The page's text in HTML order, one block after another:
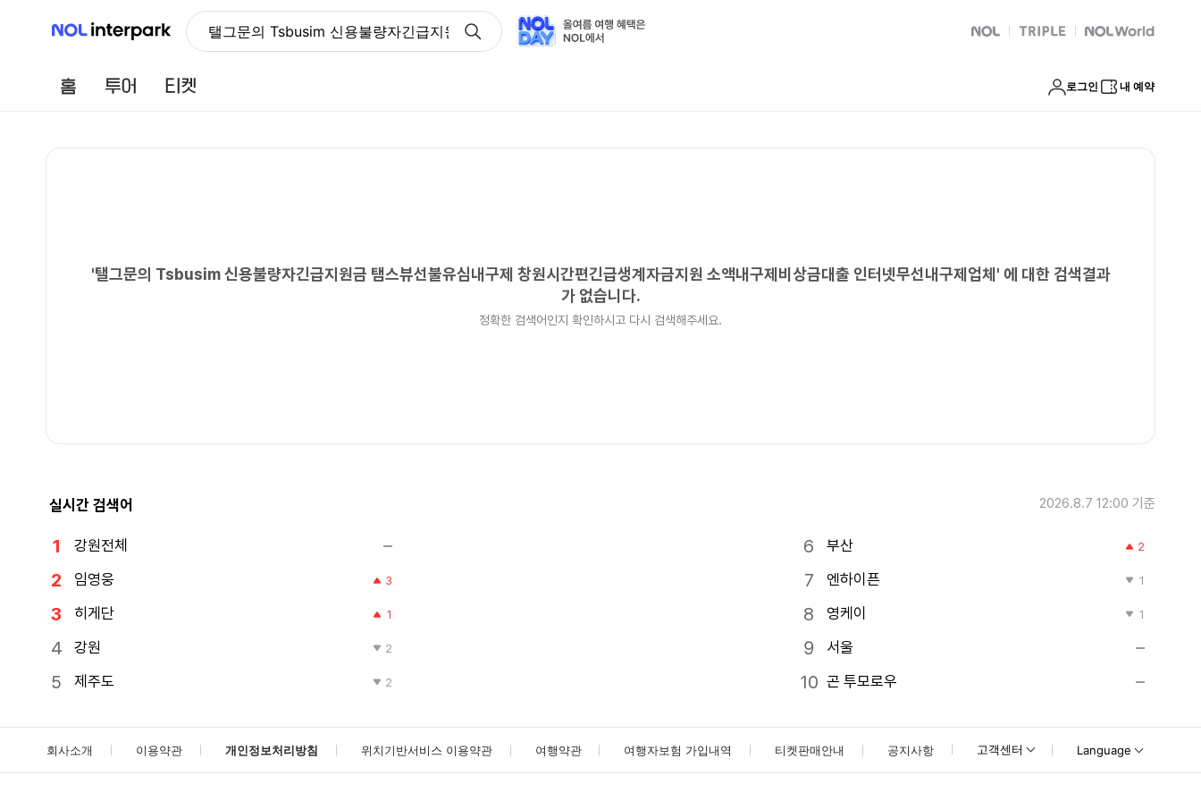
NOL 인터파크 탤그문의 Tsbusim 신용불량자긴급지원금 탬스뷰선불유심내구제 창원시간편긴급생계자금지원 소액내구제비상금대출 인터넷무선내구제업체
NOL 트리플 Global Interpark
홈 투어 로그인 내 예약
'탤그문의 Tsbusim 신용불량자긴급지원금 탬스뷰선불유심내구제 창원시간편긴급생계자금지원 소액내구제비상금대출 인터넷무선내구제업체' 에 대한 검색결과
가 없습니다.
정확한 검색어인지 확인하시고 다시 검색해주세요.
실시간 검색어 2026.8.7 12:00 기준
강원전체
임영웅
3
히게단 1
강원 2
제주도 2
부산 2
엔하이픈 1
영케이 1
서울
곤 투모로우
회사소개 이용약관 개인정보처리방침 위치기반서비스 이용약관 여행약관 여행자보험 가입내역 티켓판매안내 공지사항 고객센터 Language